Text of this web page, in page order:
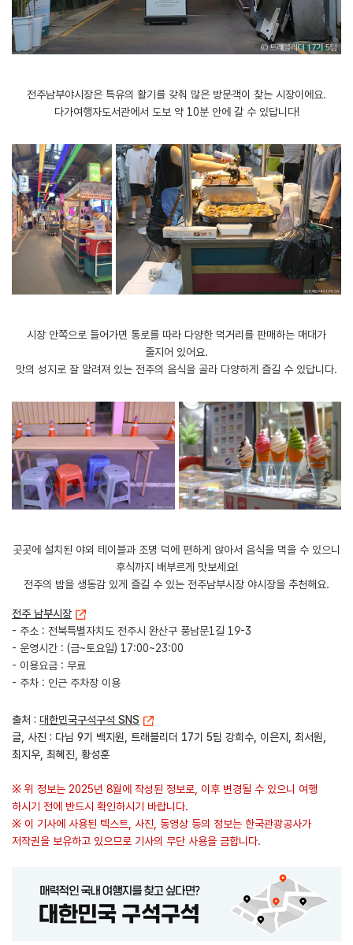
전주남부야시장은 특유의 활기를 갖춰 많은 방문객이 찾는 시장이에요.
다가여행자도서관에서 도보 약 10분 안에 갈 수 있답니다!
​시장 안쪽으로 들어가면 통로를 따라 다양한 먹거리를 판매하는 매대가
줄지어 있어요.
맛의 성지로 잘 알려져 있는 전주의 음식을 골라 다양하게 즐길 수 있답니다.
​곳곳에 설치된 야외 테이블과 조명 덕에 편하게 앉아서 음식을 먹을 수 있으니
후식까지 배부르게 맛보세요!
전주의 밤을 생동감 있게 즐길 수 있는 전주남부시장 야시장을 추천해요.
전주 남부시장
- 주소 : 전북특별자치도 전주시 완산구 풍남문1길 19-3
- 운영시간 : (금~토요일) 17:00~23:00
- 이용요금 : 무료
- 주차 : 인근 주차장 이용
출처 : 대한민국구석구석 SNS
글, 사진 : 다님 9기 백지원, 트래블리더 17기 5팀 강희수, 이은지, 최서원,
최지우, 최혜진, 황성훈
※ 위 정보는 2025년 8월에 작성된 정보로, 이후 변경될 수 있으니 여행
하시기 전에 반드시 확인하시기 바랍니다.
※ 이 기사에 사용된 텍스트, 사진, 동영상 등의 정보는 한국관광공사가
저작권을 보유하고 있으므로 기사의 무단 사용을 금합니다.